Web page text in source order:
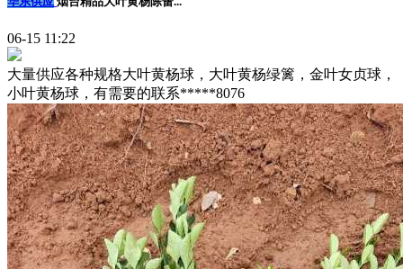
06-15 11:22
大量供应各种规格大叶黄杨球，大叶黄杨绿篱，金叶女贞球，
小叶黄杨球，有需要的联系*****8076